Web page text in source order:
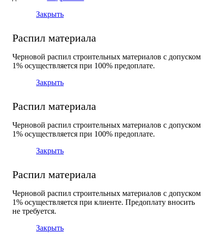
Закрыть
Распил материала
Черновой распил строительных материалов с допуском
1% осуществляется при 100% предоплате.
Закрыть
Распил материала
Черновой распил строительных материалов с допуском
1% осуществляется при 100% предоплате.
Закрыть
Распил материала
Черновой распил строительных материалов с допуском
1% осуществляется при клиенте. Предоплату вносить
не требуется.
Закрыть